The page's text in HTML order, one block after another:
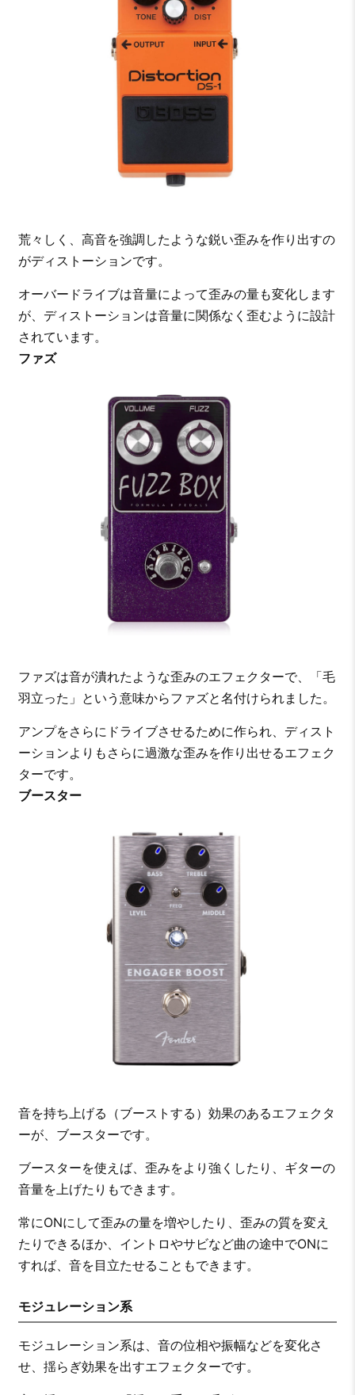
荒々しく、高音を強調したような鋭い歪みを作り出すの
がディストーションです。
オーバードライブは音量によって歪みの量も変化します
が、ディストーションは音量に関係なく歪むように設計
されています。
ファズ
ファズは音が潰れたような歪みのエフェクターで、「毛
羽立った」という意味からファズと名付けられました。
アンプをさらにドライブさせるために作られ、ディスト
ーションよりもさらに過激な歪みを作り出せるエフェク
ターです。
ブースター
音を持ち上げる（ブーストする）効果のあるエフェクタ
ーが、ブースターです。
ブースターを使えば、歪みをより強くしたり、ギターの
音量を上げたりもできます。
常にONにして歪みの量を増やしたり、歪みの質を変え
たりできるほか、イントロやサビなど曲の途中でONに
すれば、音を目立たせることもできます。
モジュレーション系
モジュレーション系は、音の位相や振幅などを変化さ
せ、揺らぎ効果を出すエフェクターです。